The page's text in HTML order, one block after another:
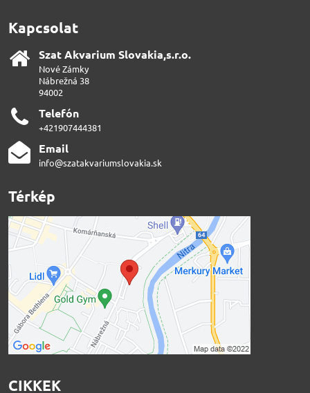
Kapcsolat
Szat Akvarium Slovakia,s​.r​.o​.
Nové Zámky
Nábrežná 38
94002
Telefón
+421907444381
Email
info@szatakvariumslovakia.sk
Térkép
CIKKEK